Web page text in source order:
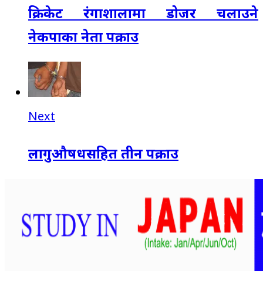
क्रिकेट रंगाशालामा डोजर चलाउने
नेकपाका नेता पक्राउ
Next
लागुऔषधसहित तीन पक्राउ